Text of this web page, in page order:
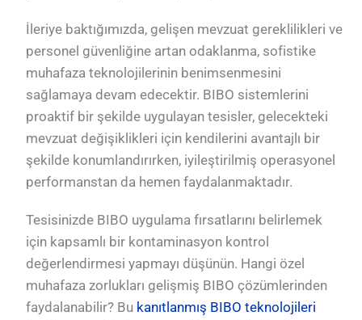
İleriye baktığımızda, gelişen mevzuat gereklilikleri ve
personel güvenliğine artan odaklanma, sofistike
muhafaza teknolojilerinin benimsenmesini
sağlamaya devam edecektir. BIBO sistemlerini
proaktif bir şekilde uygulayan tesisler, gelecekteki
mevzuat değişiklikleri için kendilerini avantajlı bir
şekilde konumlandırırken, iyileştirilmiş operasyonel
performanstan da hemen faydalanmaktadır.
Tesisinizde BIBO uygulama fırsatlarını belirlemek
için kapsamlı bir kontaminasyon kontrol
değerlendirmesi yapmayı düşünün. Hangi özel
muhafaza zorlukları gelişmiş BIBO çözümlerinden
faydalanabilir? Bu kanıtlanmış BIBO teknolojileri